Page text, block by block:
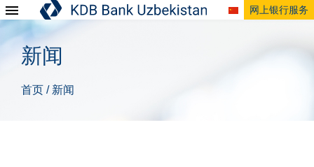
网上银行服务
新闻
首页 / 新闻